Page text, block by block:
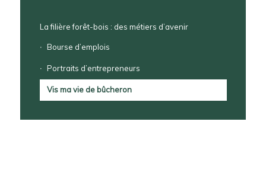
La filière forêt-bois : des métiers d’avenir
Bourse d’emplois
Portraits d’entrepreneurs
Vis ma vie de bûcheron